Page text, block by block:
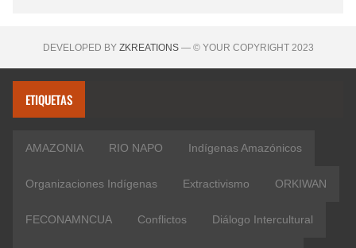
DEVELOPED BY ZKREATIONS— © YOUR COPYRIGHT 2023
ETIQUETAS
AMAZONIA RIO NAPO Indígenas Amazónicos
Organizaciones Indígenas Extractivismo ORKIWAN
FECONAMNCUA Conflictos Diálogo Intercultural